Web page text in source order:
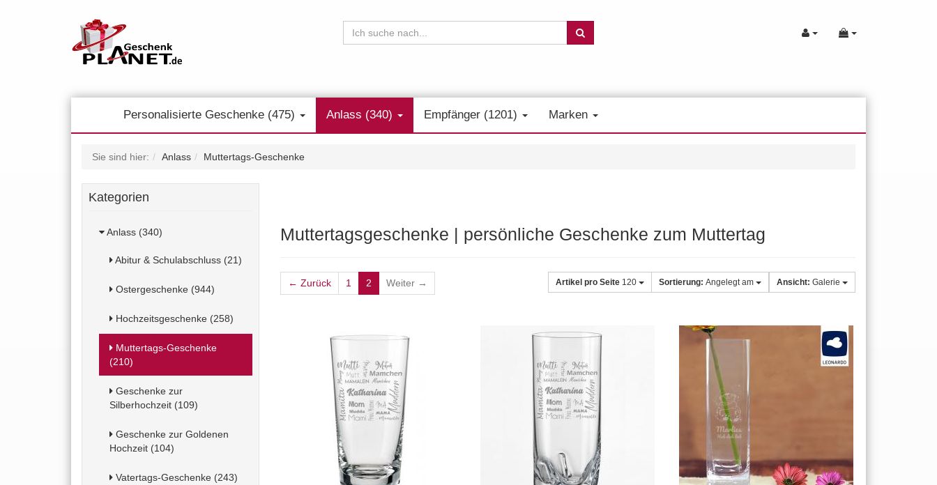
Personalisierte Geschenke (475) Anlass (340) Empfänger (1201) Marken
Sie sind hier: Anlass Muttertags-Geschenke
Kategorien
Anlass (340)
Abitur & Schulabschluss (21)
Ostergeschenke (944)
Hochzeitsgeschenke (258)
Muttertags-Geschenke
(210)
Geschenke zur
Silberhochzeit (109)
Geschenke zur Goldenen
Hochzeit (104)
Vatertags-Geschenke (243)
Muttertagsgeschenke | persönliche Geschenke zum Muttertag
← Zurück 1 2 Weiter → Ansicht: Galerie
Sortierung: Angelegt am
Artikel pro Seite 120